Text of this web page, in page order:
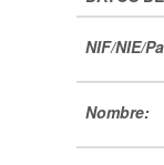
NIF/NIE/
Nombre: